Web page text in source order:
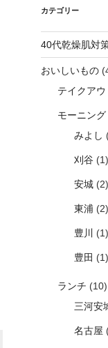
カテゴリー
40代乾燥肌対
おいしいもの
テイクアウ
モーニング
みよし
刈谷(1)
安城(2)
東浦 (2)
豊川 (1)
豊田 (1)
ランチ (10)
三河安
名古屋